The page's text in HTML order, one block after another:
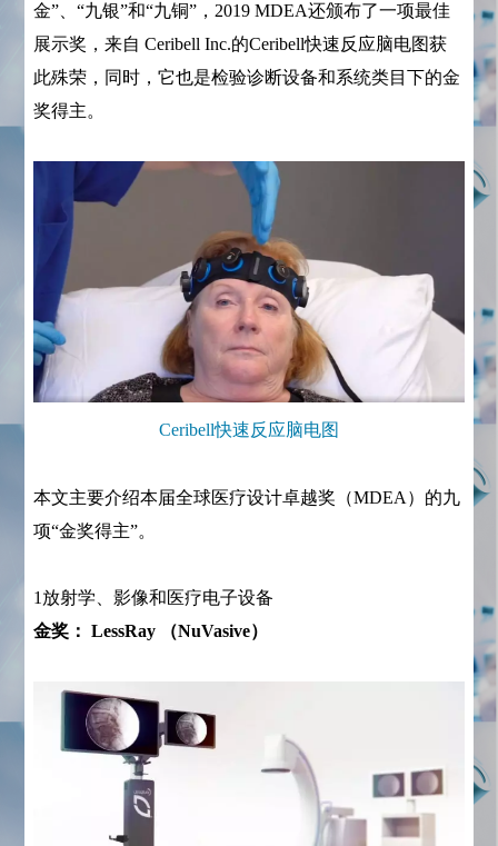
金”、“九银”和“九铜”，2019 MDEA还颁布了一项最佳
展示奖，来自 Ceribell Inc.的Ceribell快速反应脑电图获
此殊荣，同时，它也是检验诊断设备和系统类目下的金
奖得主。
Ceribell快速反应脑电图
本文主要介绍本届全球医疗设计卓越奖（MDEA）的九
项“金奖得主”。
1放射学、影像和医疗电子设备
金奖： LessRay （NuVasive）